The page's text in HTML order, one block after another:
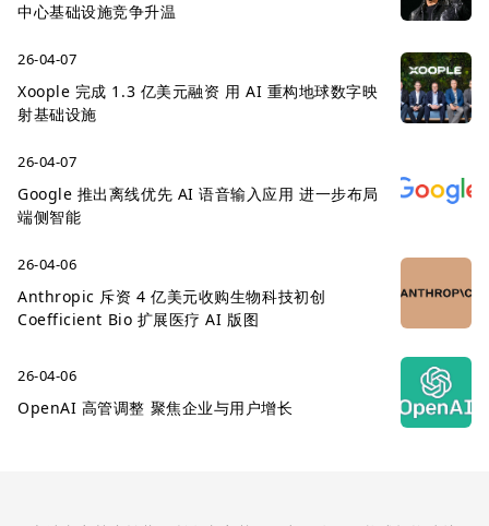
中心基础设施竞争升温
26-04-07
Xoople 完成 1.3 亿美元融资 用 AI 重构地球数字映
射基础设施
26-04-07
Google 推出离线优先 AI 语音输入应用 进一步布局
端侧智能
26-04-06
Anthropic 斥资 4 亿美元收购生物科技初创
Coefficient Bio 扩展医疗 AI 版图
26-04-06
OpenAI 高管调整 聚焦企业与用户增长